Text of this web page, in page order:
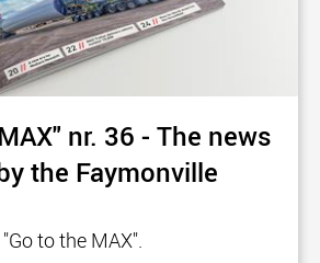
nr. 36 - The news
the Faymonville
to the MAX".